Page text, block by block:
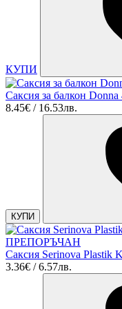
КУПИ
Саксия за балкон
8.45€ / 16.53лв.
КУПИ
ПРЕПОРЪЧАН
Саксия Serinova Plastik
3.36€ / 6.57лв.